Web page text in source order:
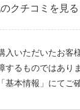
クチコミを見る
入いただいたお客
するものではあり
基本情報」にてご